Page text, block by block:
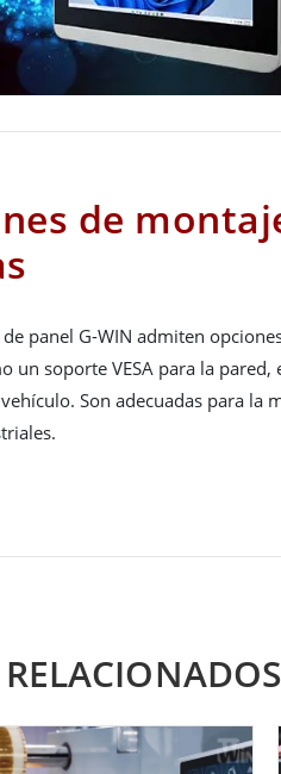
de
de panel G-WIN admiten
un soporte VESA para la
Son adecuadas para la